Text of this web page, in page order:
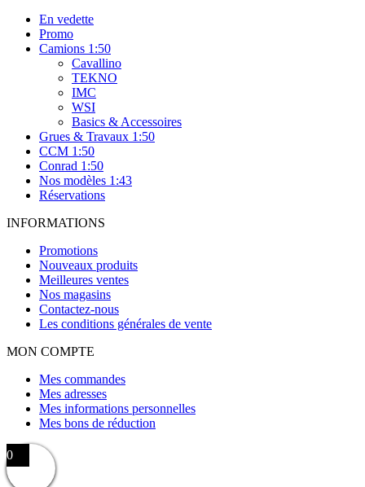
En vedette
Promo
Camions 1:50
Cavallino
TEKNO
IMC
WSI
Basics & Accessoires
Grues & Travaux 1:50
CCM 1:50
Conrad 1:50
Nos modèles 1:43
Réservations
INFORMATIONS
Promotions
Nouveaux produits
Meilleures ventes
Nos magasins
Contactez-nous
Les conditions générales de vente
MON COMPTE
Mes commandes
Mes adresses
Mes informations personnelles
Mes bons de réduction
0